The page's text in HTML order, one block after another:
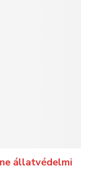
állatvédelmi